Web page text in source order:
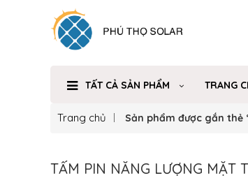
TẤT CẢ SẢN PHẨM TRANG
Trang chủ Sản phẩm được gắn thẻ
TẤM PIN NĂNG LƯỢNG MẶT